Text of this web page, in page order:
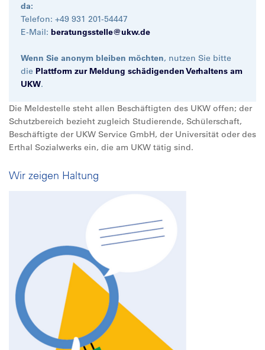
da:
Telefon: +49 931 201-54447
E-Mail: beratungsstelle@ukw.de
Wenn Sie anonym bleiben möchten, nutzen Sie bitte
die Plattform zur Meldung schädigenden Verhaltens am
UKW.
Die Meldestelle steht allen Beschäftigten des UKW offen; der
Schutzbereich bezieht zugleich Studierende, Schülerschaft,
Beschäftigte der UKW Service GmbH, der Universität oder des
Erthal Sozialwerks ein, die am UKW tätig sind.
Wir zeigen Haltung